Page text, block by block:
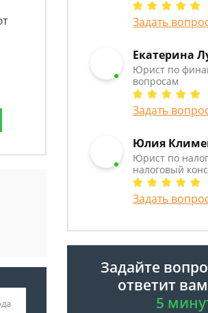
Задать
Екатерина
Юрист по
вопросам
Задать
Юлия
Юрист по
налоговый
Задать
Задайте
ответит
5